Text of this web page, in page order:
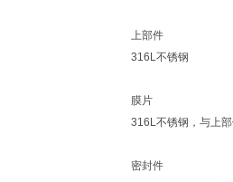
上部件
316L不锈钢
膜片
316L不锈钢，与上
密封件